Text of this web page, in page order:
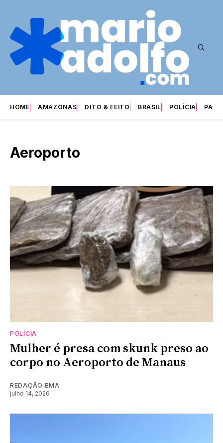
HOME AMAZONAS DITO & FEITO BRASIL POLÍCIA
Aeroporto
POLÍCIA
Mulher é presa com skunk preso ao
corpo no Aeroporto de Manaus
REDAÇÃO BMA
julho 14, 2026